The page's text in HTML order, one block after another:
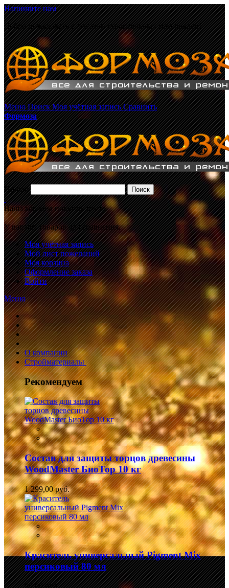
Напишите нам
Добро пожаловать в магазин строительных материалов!
Меню Поиск Моя учётная запись Сравнить
Формоза
Поиск: Поиск
Ваша корзина покупок пуста.
У вас нет товаров для сравнения.
Моя учётная запись
Мой лист пожеланий
Моя корзина
Оформление заказа
Войти
Меню
О компании
Стройматериалы
Рекомендуем
Состав для защиты торцов древесины
WoodMaster БиоТор 10 кг
1 299,00 руб.
Краситель универсальный Pigment Mix
персиковый 80 мл
99,00 руб.